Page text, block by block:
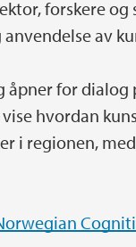
forskere og
av
for dialog
hvordan
i regionen,